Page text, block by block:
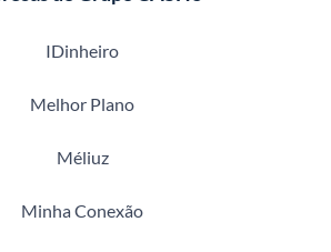
IDinheiro
Melhor Plano
Méliuz
Minha Conexão